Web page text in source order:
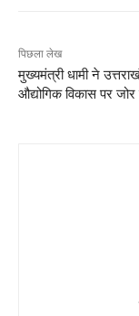
पिछला लेख
मुख्यमंत्री धामी ने
औद्योगिक विकास पर जोर